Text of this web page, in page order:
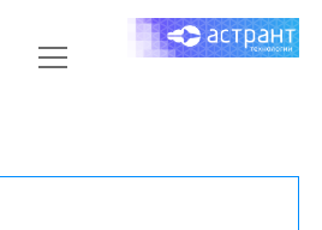
ГЛАВНАЯ
ПАРТНЕРСТВО
open
menu